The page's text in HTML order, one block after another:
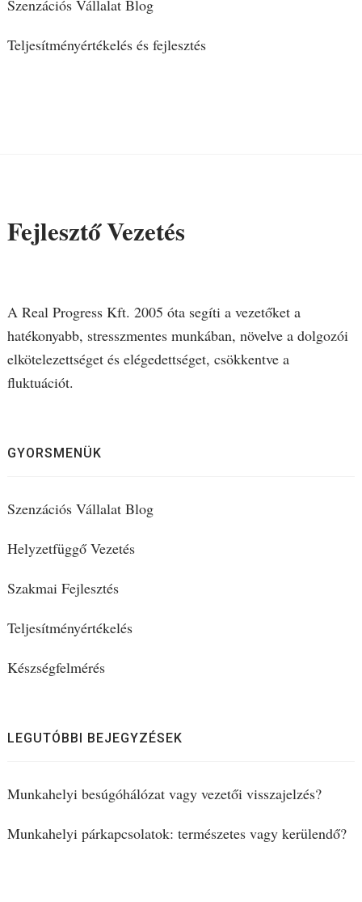
Szenzációs Vállalat Blog
Teljesítményértékelés és fejlesztés
Fejlesztő Vezetés
A Real Progress Kft. 2005 óta segíti a vezetőket a
hatékonyabb, stresszmentes munkában, növelve a dolgozói
elkötelezettséget és elégedettséget, csökkentve a
fluktuációt.
GYORSMENÜK
Szenzációs Vállalat Blog
Helyzetfüggő Vezetés
Szakmai Fejlesztés
Teljesítményértékelés
Készségfelmérés
LEGUTÓBBI BEJEGYZÉSEK
Munkahelyi besúgóhálózat vagy vezetői visszajelzés?
Munkahelyi párkapcsolatok: természetes vagy kerülendő?